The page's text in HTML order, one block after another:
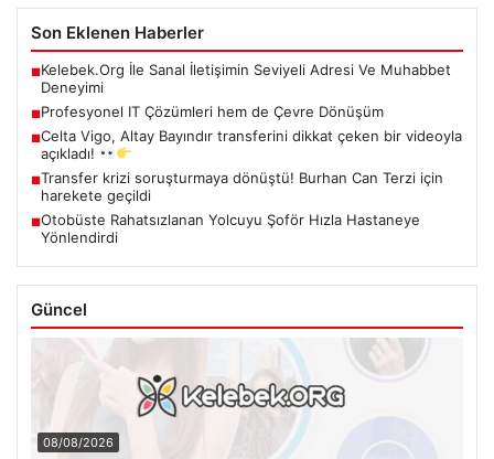
Son Eklenen Haberler
■Kelebek.Org İle Sanal İletişimin Seviyeli Adresi Ve Muhabbet
Deneyimi
■Profesyonel IT Çözümleri hem de Çevre Dönüşüm
■Celta Vigo, Altay Bayındır transferini dikkat çeken bir videoyla
açıkladı!
■Transfer krizi soruşturmaya dönüştü! Burhan Can Terzi için
harekete geçildi
■Otobüste Rahatsızlanan Yolcuyu Şoför Hızla Hastaneye
Yönlendirdi
Güncel
08/08/2026